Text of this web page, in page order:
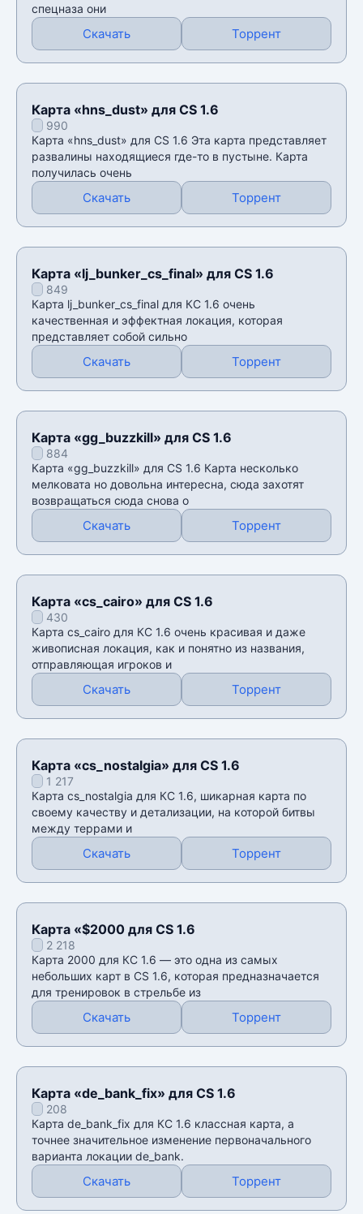
спецназа они
Скачать Торрент
Карта «hns_dust» для CS 1.6
990
Карта «hns_dust» для CS 1.6 Эта карта представляет
развалины находящиеся где-то в пустыне. Карта
получилась очень
Скачать Торрент
Карта «lj_bunker_cs_final» для CS 1.6
849
Карта lj_bunker_cs_final для КС 1.6 очень
качественная и эффектная локация, которая
представляет собой сильно
Скачать Торрент
Карта «gg_buzzkill» для CS 1.6
884
Карта «gg_buzzkill» для CS 1.6 Карта несколько
мелковата но довольна интересна, сюда захотят
возвращаться сюда снова о
Скачать Торрент
Карта «cs_cairo» для CS 1.6
430
Карта cs_cairo для КС 1.6 очень красивая и даже
живописная локация, как и понятно из названия,
отправляющая игроков и
Скачать Торрент
Карта «cs_nostalgia» для CS 1.6
1 217
Карта cs_nostalgia для КС 1.6, шикарная карта по
своему качеству и детализации, на которой битвы
между террами и
Скачать Торрент
Карта «$2000 для CS 1.6
2 218
Карта 2000 для КС 1.6 — это одна из самых
небольших карт в CS 1.6, которая предназначается
для тренировок в стрельбе из
Скачать Торрент
Карта «de_bank_fix» для CS 1.6
208
Карта de_bank_fix для КС 1.6 классная карта, а
точнее значительное изменение первоначального
варианта локации de_bank.
Скачать Торрент